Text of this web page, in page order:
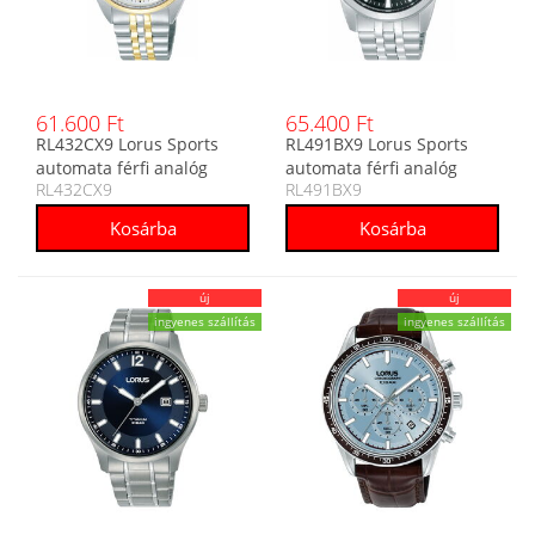
61.600 Ft
RL432CX9 Lorus Sports
automata férfi analóg
karóra
RL432CX9
65.400 Ft
RL491BX9 Lorus Sports
automata férfi analóg
karóra
RL491BX9
új
ingyenes szállítás
új
ingyenes szállítás